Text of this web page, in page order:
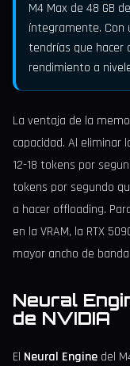
M4 Max de 48 GB
íntegramente. Con
tendrías que hacer
rendimiento a
La ventaja de la
capacidad. Al eliminar
12-18 tokens por
tokens por segundo
a hacer offloading.
en la VRAM, la RTX
mayor ancho de banda.
Neural
de NVIDIA
El Neural Engine del